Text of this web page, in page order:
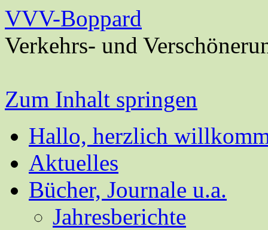
VVV-Boppard
Verkehrs- und
Zum Inhalt springen
Hallo, herzlich
Aktuelles
Bücher, Journale u.a.
Jahresberichte